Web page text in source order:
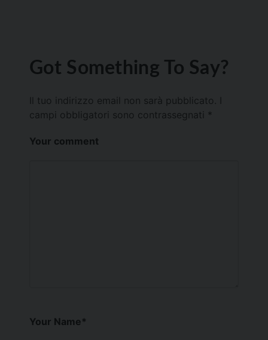
Got Something To Say?
Il tuo indirizzo email non sarà pubblicato.
campi obbligatori sono contrassegnati *
Your comment
Your Name*